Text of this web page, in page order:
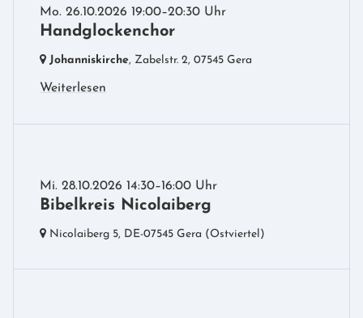
Mo. 26.10.2026 19:00–20:30 Uhr
Handglockenchor
Johanniskirche, Zabelstr. 2, 07545 Gera
Weiterlesen
Mi. 28.10.2026 14:30–16:00 Uhr
Bibelkreis Nicolaiberg
Nicolaiberg 5, DE-07545 Gera (Ostviertel)